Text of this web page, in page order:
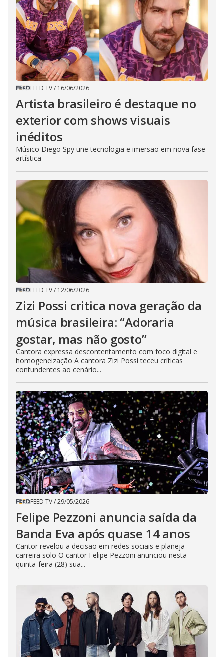
FEED TV/ 16/06/2026
Artista brasileiro é destaque no
exterior com shows visuais
inéditos
Músico Diego Spy une tecnologia e imersão em nova fase
artística
FEED TV/ 12/06/2026
Zizi Possi critica nova geração da
música brasileira: “Adoraria
gostar, mas não gosto”
Cantora expressa descontentamento com foco digital e
homogeneização A cantora Zizi Possi teceu críticas
contundentes ao cenário...
FEED TV/29/05/2026
Felipe Pezzoni anuncia saída da
Banda Eva após quase 14 anos
Cantor revelou a decisão em redes sociais e planeja
carreira solo O cantor Felipe Pezzoni anunciou nesta
quinta-feira (28) sua...